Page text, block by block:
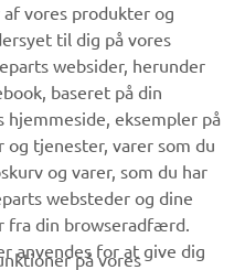
de seneste tilbud, særlige
mere.
vores produkter og
til dig på vores
websider, herunder
baseret på din
eksempler på
tjenester, varer som du
og varer, som du har
websteder og dine
fra din browseradfærd.
anvendes for at give dig
på vores